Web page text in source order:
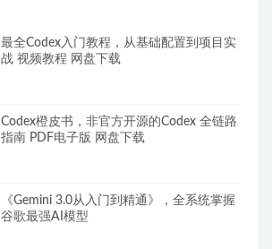
最全Codex入门教程，从基础配置到项目实
战 视频教程 网盘下载
Codex橙皮书，非官方开源的Codex 全链路
指南 PDF电子版 网盘下载
《Gemini 3.0从入门到精通》，全系统掌握
谷歌最强AI模型